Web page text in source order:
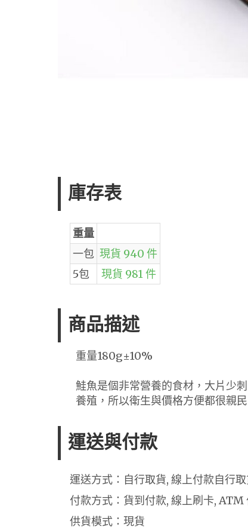
庫存表
重量
一包 現貨 940 件
5包
現貨 981 件
商品描述
重量180g±10%
鮭魚是個非常營養的食材，大片少
養殖，所以衛生與價格方便都很親民
運送與付款
運送方式：自行取貨, 線上付款自行
付款方式：貨到付款, 線上刷卡, ATM
供貨模式：現貨